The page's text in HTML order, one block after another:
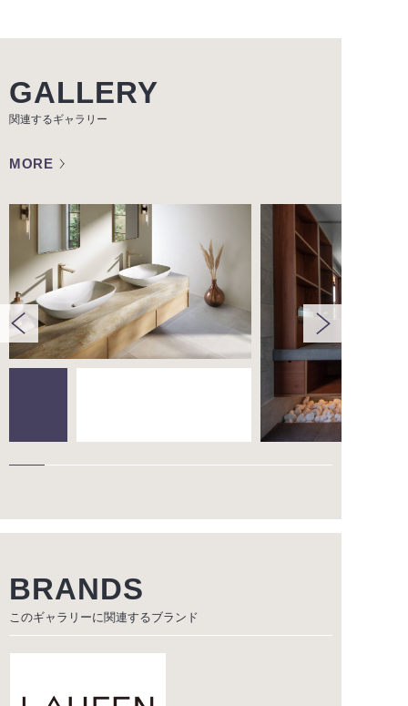
GALLERY
関連するギャラリー
MORE
BRANDS
このギャラリーに関連するブランド